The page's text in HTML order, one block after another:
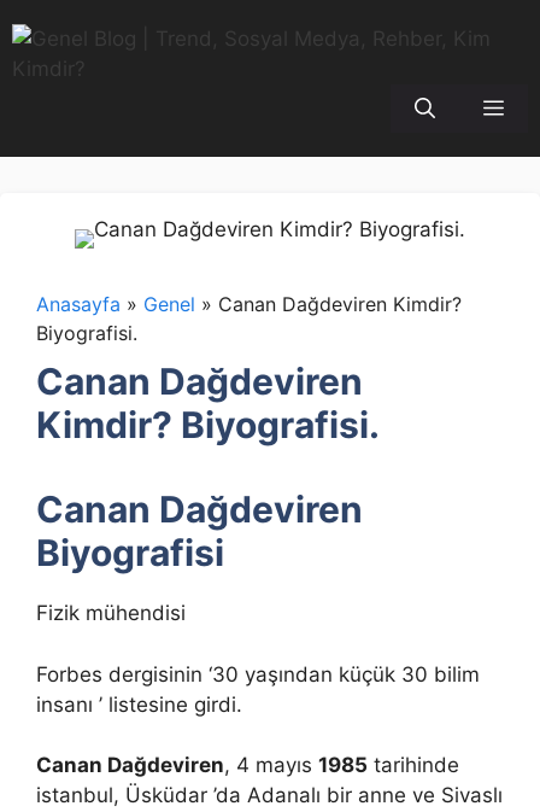
atla
Anasayfa » Genel » Canan Dağdeviren Kimdir?
Biyografisi.
Canan Dağdeviren
Kimdir? Biyografisi.
Canan Dağdeviren
Biyografisi
Fizik mühendisi
Forbes dergisinin ‘30 yaşından küçük 30 bilim
insanı ’ listesine girdi.
Canan Dağdeviren, 4 mayıs 1985 tarihinde
istanbul, Üsküdar ’da Adanalı bir anne ve Sivaslı